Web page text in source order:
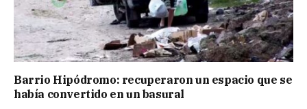
Barrio Hipódromo: recuperaron un espacio que se
había convertido en un basural